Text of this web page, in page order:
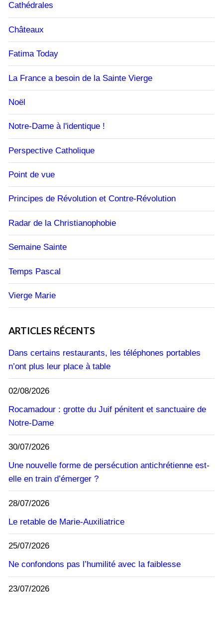
Cathédrales
Châteaux
Fatima Today
La France a besoin de la Sainte Vierge
Noël
Notre-Dame à l'identique !
Perspective Catholique
Point de vue
Principes de Révolution et Contre-Révolution
Radar de la Christianophobie
Semaine Sainte
Temps Pascal
Vierge Marie
ARTICLES RÉCENTS
Dans certains restaurants, les téléphones portables
n’ont plus leur place à table
02/08/2026
Rocamadour : grotte du Juif pénitent et sanctuaire de
Notre-Dame
30/07/2026
Une nouvelle forme de persécution antichrétienne est-
elle en train d’émerger ?
28/07/2026
Le retable de Marie-Auxiliatrice
25/07/2026
Ne confondons pas l’humilité avec la faiblesse
23/07/2026